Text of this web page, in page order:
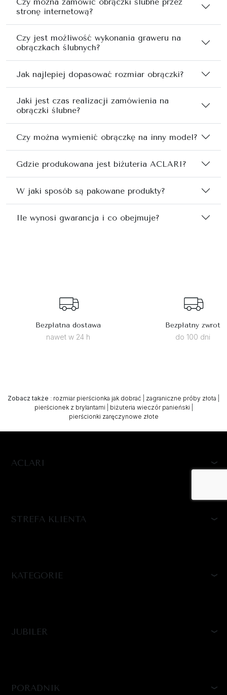
stronę internetową?
Czy jest możliwość wykonania graweru na
obrączkach ślubnych?
Jak najlepiej dopasować rozmiar obrączki?
Jaki jest czas realizacji zamówienia na
obrączki ślubne?
Czy można wymienić obrączkę na inny model?
Gdzie produkowana jest biżuteria ACLARI?
W jaki sposób są pakowane produkty?
Ile wynosi gwarancja i co obejmuje?
Bezpłatna dostawa
nawet w 24 h
Bezpłatny zwrot
do 100 dni
Zobacz także : rozmiar pierścionka jak dobrać zagraniczne próby złota
pierścionek z brylantami
biżuteria wieczór panieński
pierścionki zaręczynowe złote
ACLARI
STREFA KLIENTA
KATEGORIE
JUBILER
PORADNIK